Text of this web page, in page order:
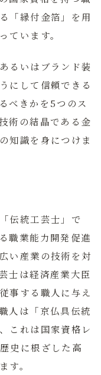
「縁付金箔」を用
ています。
るいはブランド装
にして信頼できる
べきかを5つのス
術の結晶である金
知識を身につけま
伝統工芸士」で
職業能力開発促進
い産業の技術を対
士は経済産業大臣
事する職人に与え
人は「京仏具伝統
これは国家資格レ
史に根ざした高
す。